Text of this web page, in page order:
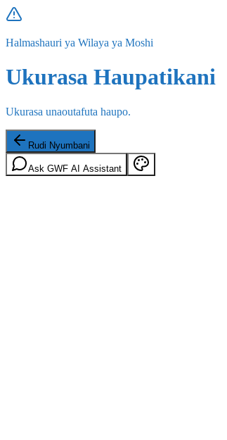
Halmashauri ya Wilaya ya Moshi
Ukurasa Haupatikani
Ukurasa unaoutafuta haupo.
Rudi Nyumbani
Ask GWF AI Assistant